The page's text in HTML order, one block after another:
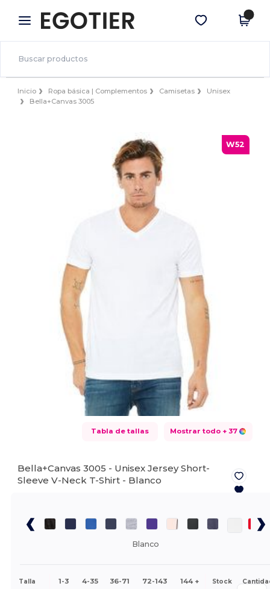
× App de Egotier
¡Mejores precios en app!
Descargar app
Inicio Ropa básica | Complementos Camisetas
Unisex
Bella+Canvas 3005
W52
Tabla de tallas Mostrar todo + 37
Bella+Canvas 3005 - Unisex Jersey Short-
Sleeve V-Neck T-Shirt - Blanco
Blanco
Talla 1-3 4-35 36-71 72-143 144 + Stock